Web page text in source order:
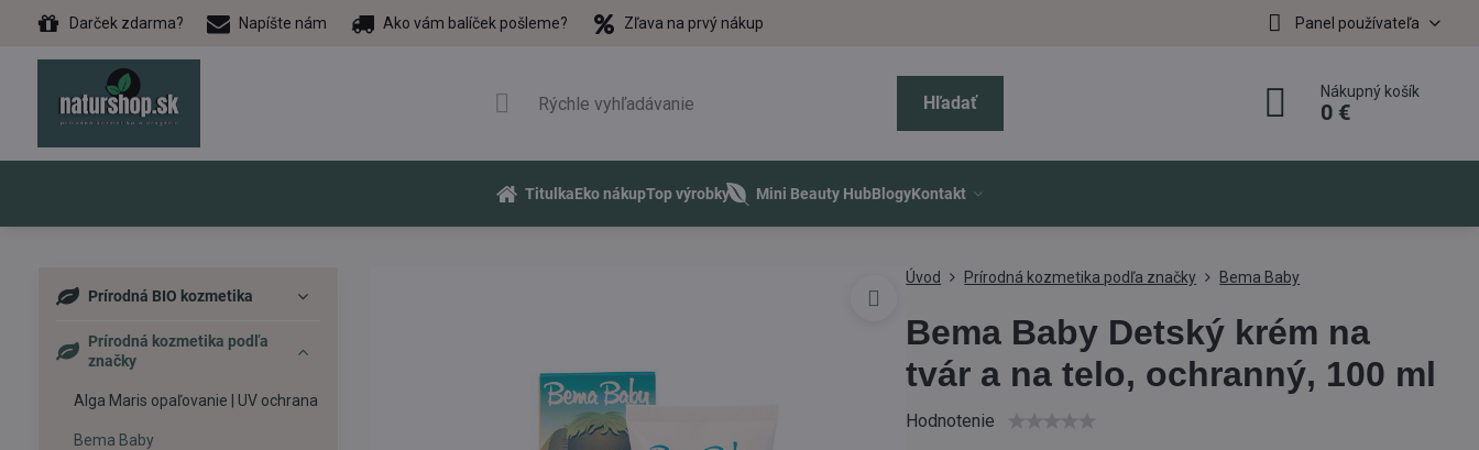
Darček zdarma? Napíšte nám Ako vám balíček pošleme? Zľava na prvý nákup Panel používateľa
Hľadať
Nákupný košík
0 €
TitulkaEko nákupTop výrobky Mini Beauty HubBlogyKontakt
Úvod Prírodná kozmetika podľa značky Bema Baby
Bema Baby Detský krém na
tvár a na telo, ochranný, 100 ml
Hodnotenie
Prírodná BIO kozmetika
Prírodná kozmetika podľa
značky
Alga Maris opaľovanie | UV ochrana
Bema Baby